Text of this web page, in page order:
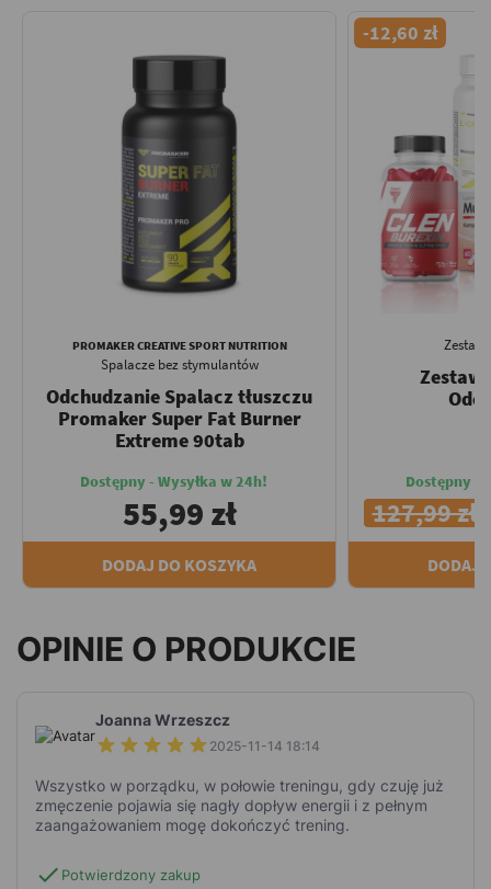
PROMAKER CREATIVE SPORT NUTRITION
Spalacze bez stymulantów
Odchudzanie Spalacz tłuszczu
Promaker Super Fat Burner
Extreme 90tab
Dostępny - Wysyłka w 24h!
55,99 zł
DODAJ DO KOSZYKA
-12,60 zł
Zestaw
Dostępny -
127,99 zł
DODAJ
OPINIE O PRODUKCIE
Joanna Wrzeszcz
2025-11-14 18:14
Wszystko w porządku, w połowie treningu, gdy czuję już
zmęczenie pojawia się nagły dopływ energii i z pełnym
zaangażowaniem mogę dokończyć trening.
check Potwierdzony zakup